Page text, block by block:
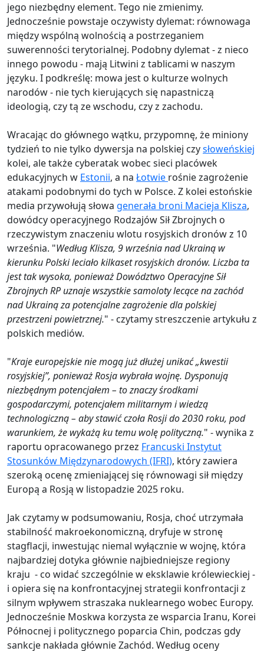
jego niezbędny element. Tego nie zmienimy.
Jednocześnie powstaje oczywisty dylemat: równowaga
między wspólną wolnością a postrzeganiem
suwerenności terytorialnej. Podobny dylemat - z nieco
innego powodu - mają Litwini z tablicami w naszym
języku. I podkreślę: mowa jest o kulturze wolnych
narodów - nie tych kierujących się napastniczą
ideologią, czy tą ze wschodu, czy z zachodu.
Wracając do głównego wątku, przypomnę, że miniony
tydzień to nie tylko dywersja na polskiej czysłoweńskiej
kolei, ale także cyberatak wobec sieci placówek
edukacyjnych w Estonii, a na Łotwie rośnie zagrożenie
atakami podobnymi do tych w Polsce. Z kolei estońskie
media przywołują słowa generała broni Macieja Klisza,
dowódcy operacyjnego Rodzajów Sił Zbrojnych o
rzeczywistym znaczeniu wlotu rosyjskich dronów z 10
września. "Według Klisza, 9 września nad Ukrainą w
kierunku Polski leciało kilkaset rosyjskich dronów. Liczba ta
jest tak wysoka, ponieważ Dowództwo Operacyjne Sił
Zbrojnych RP uznaje wszystkie samoloty lecące na zachód
nad Ukrainą za potencjalne zagrożenie dla polskiej
przestrzeni powietrznej." - czytamy streszczenie artykułu z
polskich mediów.
"Kraje europejskie nie mogą już dłużej unikać „kwestii
rosyjskiej”, ponieważ Rosja wybrała wojnę. Dysponują
niezbędnym potencjałem – to znaczy środkami
gospodarczymi, potencjałem militarnym i wiedzą
technologiczną – aby stawić czoła Rosji do 2030 roku, pod
warunkiem, że wykażą ku temu wolę polityczną." - wynika z
raportu opracowanego przez Francuski Instytut
Stosunków Międzynarodowych (IFRI), który zawiera
szeroką ocenę zmieniającej się równowagi sił między
Europą a Rosją w listopadzie 2025 roku.
Jak czytamy w podsumowaniu, Rosja, choć utrzymała
stabilność makroekonomiczną, dryfuje w stronę
stagflacji, inwestując niemal wyłącznie w wojnę, która
najbardziej dotyka głównie najbiedniejsze regiony
kraju - co widać szczególnie w eksklawie królewieckiej -
i opiera się na konfrontacyjnej strategii konfrontacji z
silnym wpływem straszaka nuklearnego wobec Europy.
Jednocześnie Moskwa korzysta ze wsparcia Iranu, Korei
Północnej i politycznego poparcia Chin, podczas gdy
sankcje nakłada głównie Zachód. Według oceny